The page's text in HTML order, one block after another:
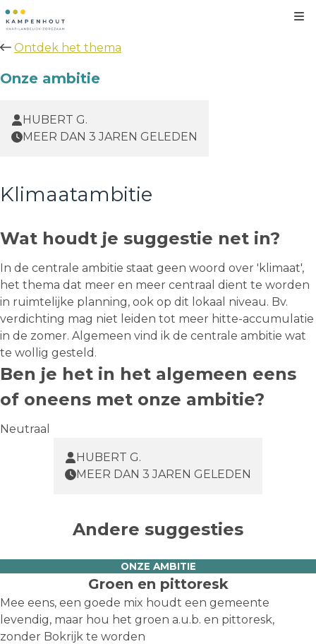
Ontdek het thema
Onze ambitie
HUBERT G.
MEER DAN 3 JAREN GELEDEN
Klimaatambitie
Wat houdt je suggestie net in?
In de centrale ambitie staat geen woord over 'klimaat',
het thema dat meer en meer centraal dient te worden
in ruimtelijke planning, ook op dit lokaal niveau. Bv.
verdichting mag niet leiden tot meer hitte-accumulatie
in de zomer. Algemeen vind ik de centrale ambitie wat
te wollig gesteld.
Ben je het in het algemeen eens
of oneens met onze ambitie?
Neutraal
HUBERT G.
MEER DAN 3 JAREN GELEDEN
Andere suggesties
ONZE AMBITIE
Groen en pittoresk
Mee eens, een goede mix houdt een gemeente
levendig, maar hou het groen a.u.b. en pittoresk,
zonder Bokrijk te worden